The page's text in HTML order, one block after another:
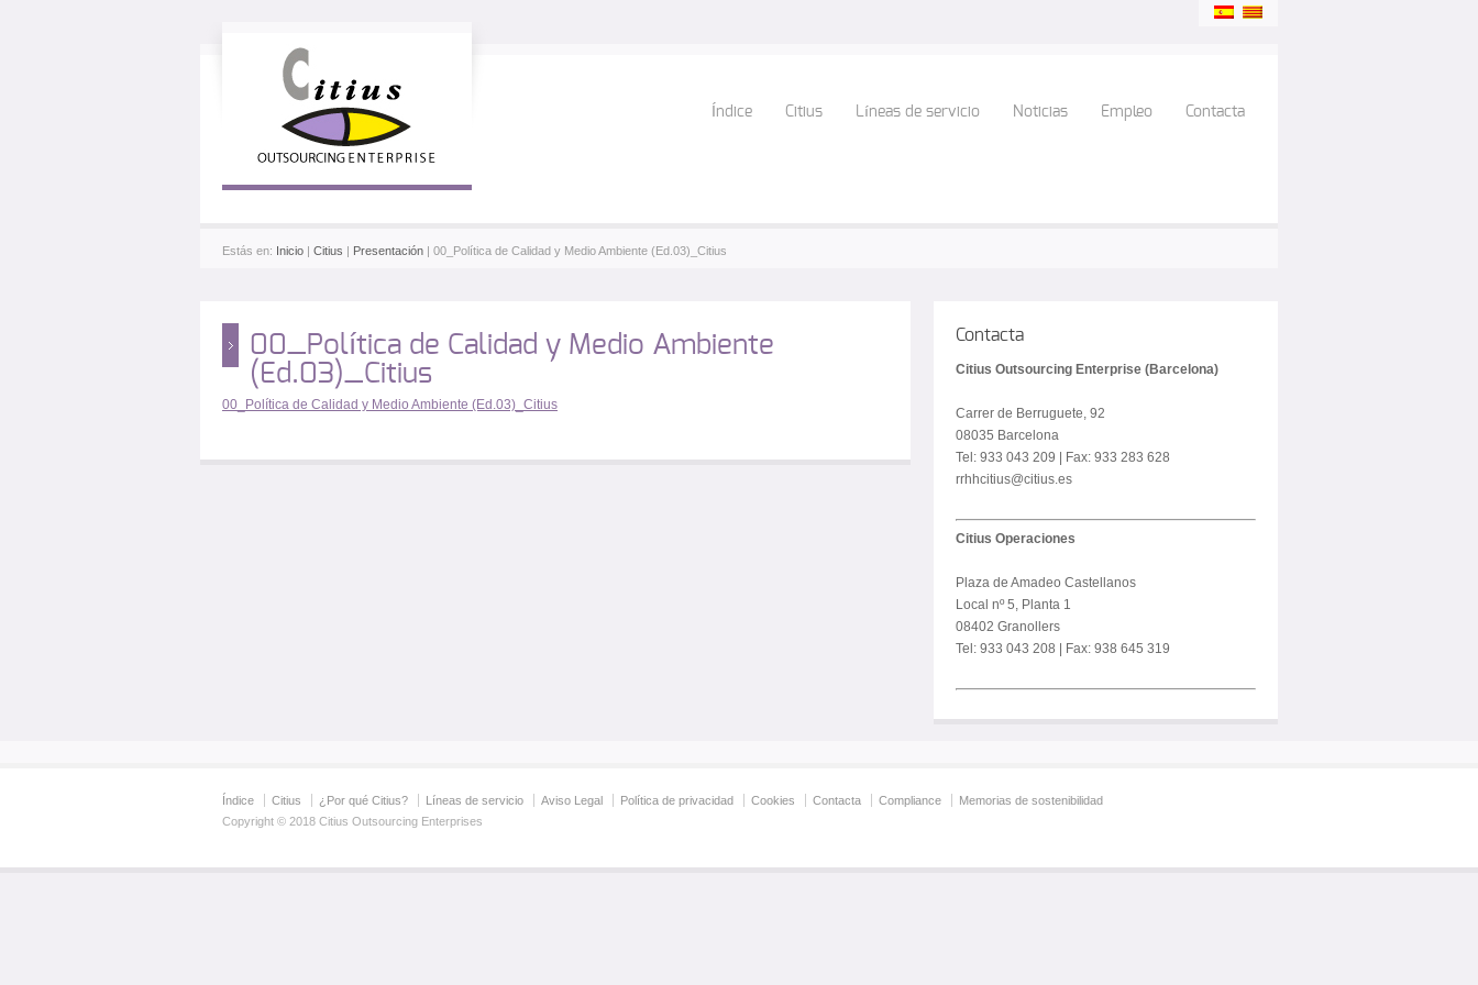
Índice Citius Líneas de servicio Noticias Empleo Contacta
Estás en: Inicio | Citius | Presentación | 00_Política de Calidad y Medio Ambiente (Ed.03)_Citius
00_Política de Calidad y Medio Ambiente
(Ed.03)_Citius
00_Política de Calidad y Medio Ambiente (Ed.03)_Citius
Contacta
Citius Outsourcing Enterprise (Barcelona)
Carrer de Berruguete, 92
08035 Barcelona
Tel: 933 043 209 | Fax: 933 283 628
rrhhcitius@citius.es
Citius Operaciones
Plaza de Amadeo Castellanos
Local nº 5, Planta 1
08402 Granollers
Tel: 933 043 208 | Fax: 938 645 319
Índice Citius ¿Por qué Citius? Líneas de servicio Aviso Legal Política de privacidad Cookies Contacta Compliance
Memorias de sostenibilidad
Copyright © 2018 Citius Outsourcing Enterprises